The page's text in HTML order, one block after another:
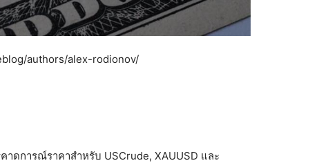
authors/alex-rodionov/
าดการณ์ราคาสำหรับ USCrude, XAUUSD และ